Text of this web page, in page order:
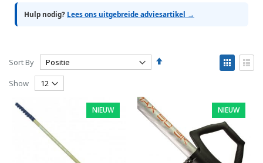
Hulp nodig? Lees ons uitgebreide adviesartikel →
Sort By
Set
View
as
Show
NIEUW NIEUW